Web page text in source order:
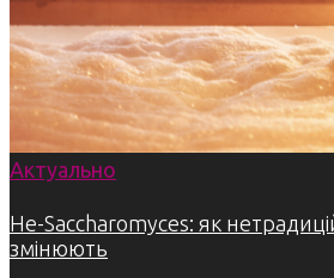
Актуально
Не-Saccharomyces: як
змінюють